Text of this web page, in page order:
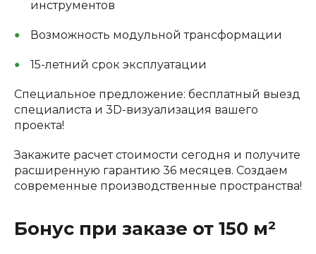
инструментов
Возможность модульной трансформации
15-летний срок эксплуатации
Специальное предложение: бесплатный выезд
специалиста и 3D-визуализация вашего
проекта!
Закажите расчет стоимости сегодня и получите
расширенную гарантию 36 месяцев. Создаем
современные производственные пространства!
Бонус при заказе от 150 м²